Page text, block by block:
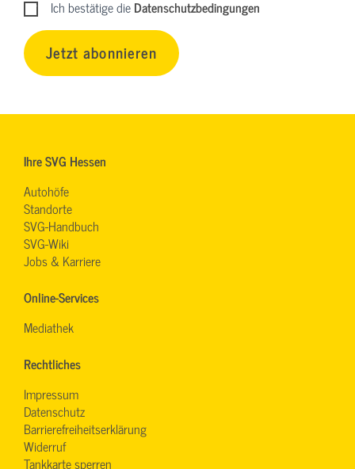
Ich bestätige dieDatenschutzbedingungen
Jetzt abonnieren
Ihre SVG Hessen
Autohöfe
Standorte
SVG-Handbuch
SVG-Wiki
Jobs & Karriere
Online-Services
Mediathek
Rechtliches
Impressum
Datenschutz
Barrierefreiheitserklärung
Widerruf
Tankkarte sperren